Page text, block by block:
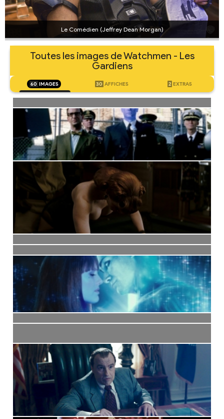
Le Comédien (Jeffrey Dean Morgan)
Toutes les images de Watchmen - Les
Gardiens
60 IMAGES 30 AFFICHES 2 EXTRAS